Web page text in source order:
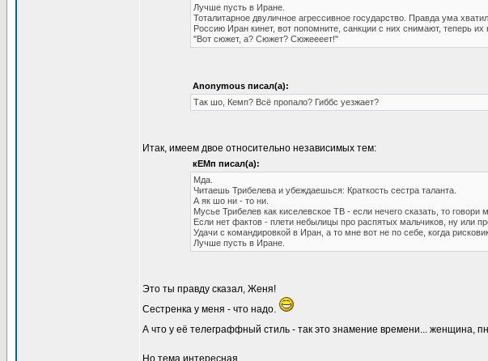
Лучше пусть в Иране.
Тоталитарное двуличное агрессивное государство. Правда ума
Россию Иран кинет, вот попомните, санкции с них снимают, теперь
"Вот сюжет, а? Сюжет? Сюжеееет!"
Anonymous писал(а):
Так шо, Кемп? Всё пропало? Гиббс уезжает?
Итак, имеем двое относительно независимых тем:
кЕМп писал(а):
Мда.
Читаешь Трибелева и убеждаешься: Краткость сестра таланта.
А як шо ни - то ни.
Мусье Трибелев как киселевское ТВ - если нечего сказать, то говори
Если нет фактов - плети небылицы про распятых мальчиков, ну или
Удачи с командировкой в Иран, а то мне вот не по себе, когда
Лучше пусть в Иране.
Это ты правду сказал, Женя!
Сестренка у меня - что надо.
А что у её телеграффный стиль - так это знамение времени... женщина,
Но тема интересная.